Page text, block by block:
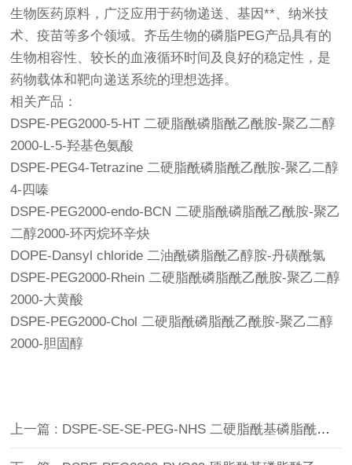
生物医药原料，广泛应用于药物递送、基因**、纳米技
术、疫苗等多个领域。齐岳生物的磷脂PEG产品具有的
生物相容性、较长的血液循环时间及良好的稳定性，是
药物载体和靶向递送系统的理想选择。
相关产品：
DSPE-PEG2000-5-HT 二硬脂酰磷脂酰乙酰胺-聚乙二醇
2000-L-5-羟基色氨酸
DSPE-PEG4-Tetrazine 二硬脂酰磷脂酰乙酰胺-聚乙二醇
4-四嗪
DSPE-PEG2000-endo-BCN 二硬脂酰磷脂酰乙酰胺-聚乙
二醇2000-环丙烷环辛炔
DOPE-Dansyl chloride 二油酰磷脂酰乙醇胺-丹磺酰氯
DSPE-PEG2000-Rhein 二硬脂酰磷脂酰乙酰胺-聚乙二醇
2000-大黄酸
DSPE-PEG2000-Chol 二硬脂酰磷脂酰乙酰胺-聚乙二醇
2000-胆固醇
上一篇 : DSPE-SE-SE-PEG-NHS 二硬脂酰基磷脂酰乙醇胺-双硒键-聚乙二醇-活性酯 N-羟基琥珀酰亚胺